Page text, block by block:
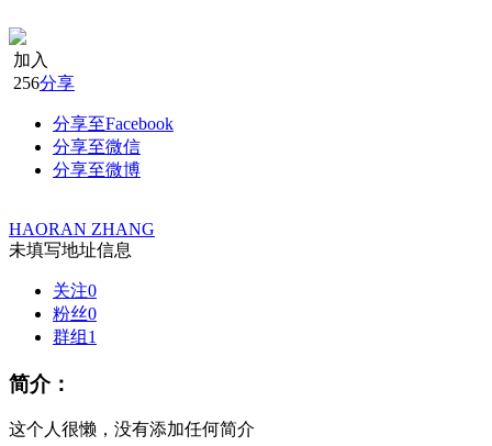
加入
256分享
分享至Facebook
分享至微信
分享至微博
HAORAN ZHANG
未填写地址信息
关注0
粉丝0
群组 1
简介：
这个人很懒，没有添加任何简介